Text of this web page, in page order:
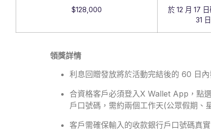
$128,000
於 12 月 17
31
領獎詳情
利息回贈發放將於活動完結後的 60 日
合資格客戶必須登入X Wallet App，點
戶口號碼，需約兩個工作天(公眾假期、
客戶需確保輸入的收款銀行戶口號碼真